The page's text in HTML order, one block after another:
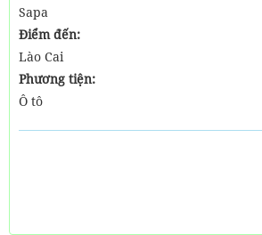
Sapa
Điểm đến:
Lào Cai
Phương tiện:
Ô tô